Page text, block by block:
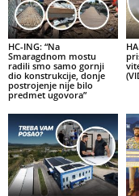
HC-ING: “Na
Smaragdnom mostu
radili smo samo gornji
dio konstrukcije, donje
postrojenje nije bilo
predmet ugovora”